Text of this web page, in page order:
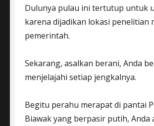
Dulunya pulau ini tertutup untuk
karena dijadikan lokasi penelitian
pemerintah.
Sekarang, asalkan berani, Anda
menjelajahi setiap jengkalnya.
Begitu perahu merapat di pantai
Biawak yang berpasir putih, Anda